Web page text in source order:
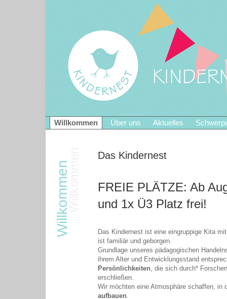
Willkommen Über uns Aktuelles
Das Kindernest
FREIE PLÄTZE: Ab
und 1x Ü3 Platz frei!
Das Kindernest ist eine eingruppige Kita
ist familiär und geborgen.
Grundlage unseres pädagogischen
ihrem Alter und Entwicklungsstand
Persönlichkeiten , die sich durch*
erschließen.
Wir möchten eine Atmosphäre schaffen, in
aufbauen